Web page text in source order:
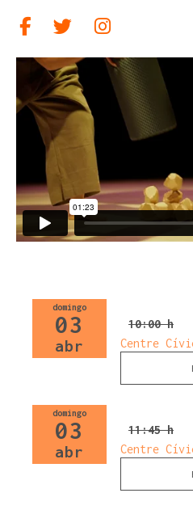
Link a facebook
Link a twitter
Link a
domingo
03
abr
10:00 h
Centre
domingo
03
abr
11:45 h
Centre